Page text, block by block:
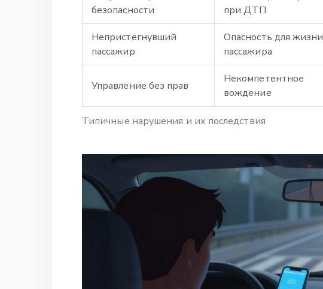
Типичные нарушения и их последствия
безопасности
при ДТП
Непристегнувший
пассажир
Опасность для жизни
пассажира
Управление без прав
Некомпетентное
вождение